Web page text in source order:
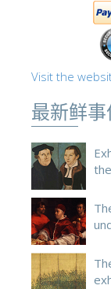
Visit the
最新鲜事